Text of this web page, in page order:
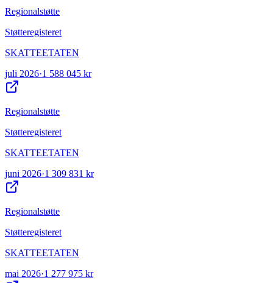
Regionalstøtte
Støtteregisteret
SKATTEETATEN
juli 2026·1 588 045 kr
Regionalstøtte
Støtteregisteret
SKATTEETATEN
juni 2026·1 309 831 kr
Regionalstøtte
Støtteregisteret
SKATTEETATEN
mai 2026·1 277 975 kr